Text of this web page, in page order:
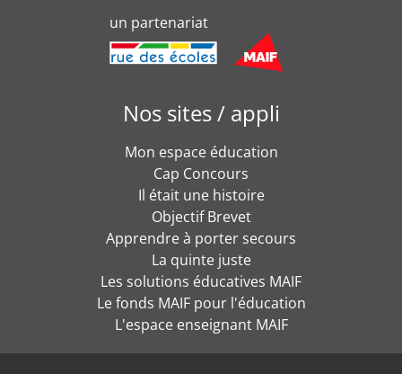
un partenariat
Nos sites / appli
Mon espace éducation
Cap Concours
Il était une histoire
Objectif Brevet
Apprendre à porter secours
La quinte juste
Les solutions éducatives MAIF
Le fonds MAIF pour l'éducation
L'espace enseignant MAIF